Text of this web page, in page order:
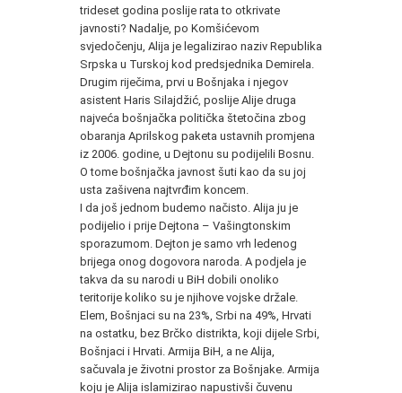
trideset godina poslije rata to otkrivate
javnosti? Nadalje, po Komšićevom
svjedočenju, Alija je legalizirao naziv Republika
Srpska u Turskoj kod predsjednika Demirela.
Drugim riječima, prvi u Bošnjaka i njegov
asistent Haris Silajdžić, poslije Alije druga
najveća bošnjačka politička štetočina zbog
obaranja Aprilskog paketa ustavnih promjena
iz 2006. godine, u Dejtonu su podijelili Bosnu.
O tome bošnjačka javnost šuti kao da su joj
usta zašivena najtvrđim koncem.
I da još jednom budemo načisto. Alija ju je
podijelio i prije Dejtona – Vašingtonskim
sporazumom. Dejton je samo vrh ledenog
brijega onog dogovora naroda. A podjela je
takva da su narodi u BiH dobili onoliko
teritorije koliko su je njihove vojske držale.
Elem, Bošnjaci su na 23%, Srbi na 49%, Hrvati
na ostatku, bez Brčko distrikta, koji dijele Srbi,
Bošnjaci i Hrvati. Armija BiH, a ne Alija,
sačuvala je životni prostor za Bošnjake. Armija
koju je Alija islamizirao napustivši čuvenu